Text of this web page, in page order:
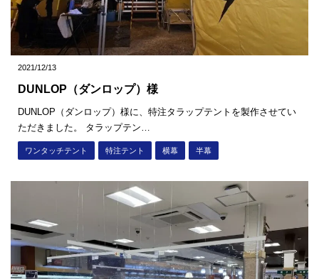
2021/12/13
DUNLOP（ダンロップ）様
DUNLOP（ダンロップ）様に、特注タラップテントを製作させてい
ただきました。 タラップテン…
ワンタッチテント 特注テント 横幕 半幕